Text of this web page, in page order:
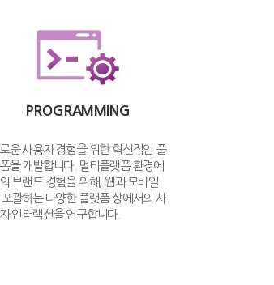
PROGRAMMING
운 사용자 경험을 위한 혁신적인 플
을 개발합니다. 멀티플랫폼 환경에
브랜드 경험을 위해, 웹과 모바일
괄하는 다양한 플랫폼 상에서의 사
인터랙션을 연구합니다.